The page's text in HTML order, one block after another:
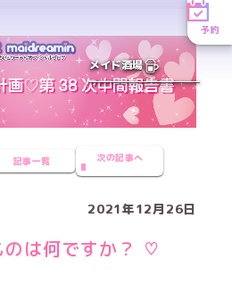
予約
メイド酒場
記事一覧 次の記事へ
2021年12月26日
は何ですか？ ♡